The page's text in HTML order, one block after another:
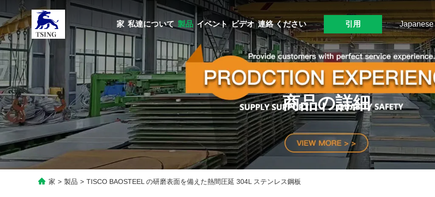
家 私達について 製品 イベント ビデオ 連絡 ください 引用 Japanese
商品の詳細
家 > 製品 > TISCO BAOSTEEL の研磨表面を備えた熱間圧延 304L ステンレス鋼板